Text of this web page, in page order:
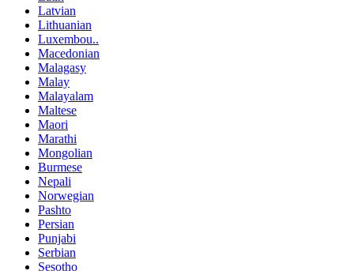
Latvian
Lithuanian
Luxembou..
Macedonian
Malagasy
Malay
Malayalam
Maltese
Maori
Marathi
Mongolian
Burmese
Nepali
Norwegian
Pashto
Persian
Punjabi
Serbian
Sesotho